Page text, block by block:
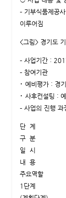
– 기부식품제공
이루어짐
<그림> 경기도
– 사업기간 :
– 참여기관
･ 예비평가 : 경
･ 사후컨설팅 :
– 사업의 진행 과
단 계
구 분
일 시
내 용
주요역할
1단계